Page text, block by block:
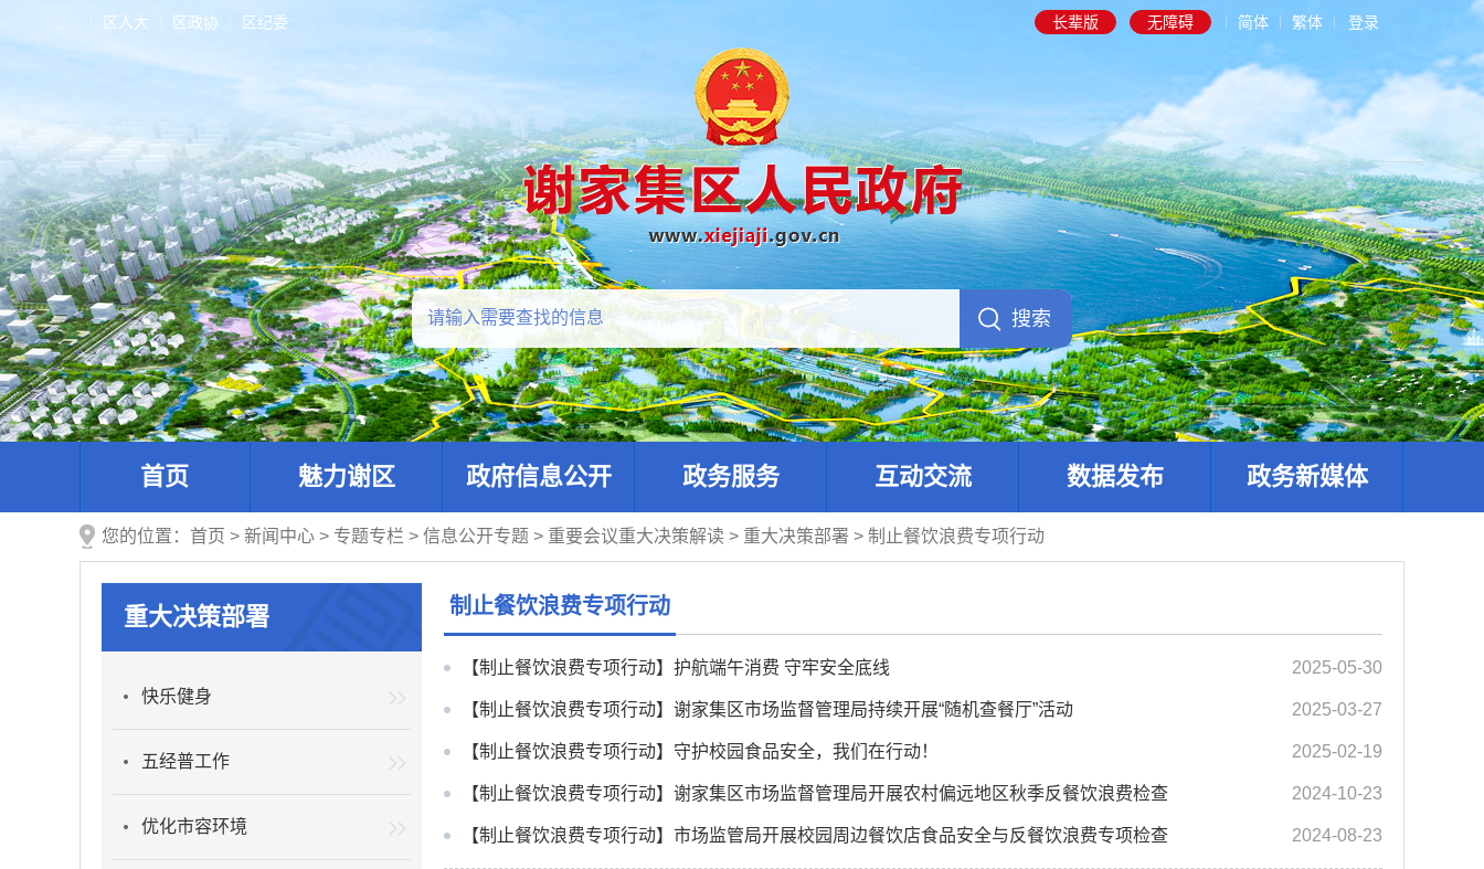
区人大 区政协 区纪委 长辈版 无障碍 简体 繁体 登录
首页 魅力谢区 政府信息公开 政务服务 互动交流 数据发布 政务新媒体
您的位置： 首页 > 新闻中心 > 专题专栏 > 信息公开专题 > 重要会议重大决策解读 > 重大决策部署 > 制止餐饮浪费专项行动
重大决策部署
快乐健身
五经普工作
优化市容环境
制止餐饮浪费专项行动
2025-05-30
【制止餐饮浪费专项行动】护航端午消费 守牢安全底线
2025-03-27
【制止餐饮浪费专项行动】谢家集区市场监督管理局持续开展“随机查餐厅”活动
2025-02-19
【制止餐饮浪费专项行动】守护校园食品安全，我们在行动！
2024-10-23
【制止餐饮浪费专项行动】谢家集区市场监督管理局开展农村偏远地区秋季反餐饮浪费检查
2024-08-23
【制止餐饮浪费专项行动】市场监管局开展校园周边餐饮店食品安全与反餐饮浪费专项检查